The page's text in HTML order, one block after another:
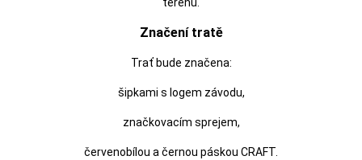
terénu.
Značení tratě
Trať bude značena:
šipkami s logem závodu,
značkovacím sprejem,
červenobílou a černou páskou CRAFT.